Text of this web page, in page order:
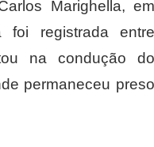
Marighella, em
foi registrada entre
na condução do
permaneceu preso